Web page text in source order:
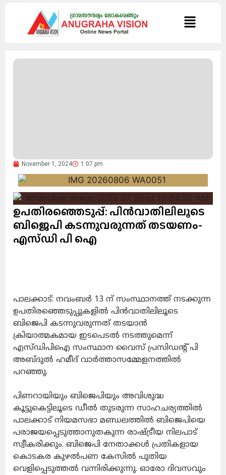
November 1, 2024 1:07 pm
ഉപതിരഞ്ഞെടുപ്പ്: പിന്‍വാതിലിലൂടെ
ബിജെപി കടന്നുവരുന്നത് തടയണം-
എസ്ഡി പി ഐ
പാലക്കാട്: നവംബര്‍ 13 ന് സംസ്ഥാനത്ത് നടക്കുന്ന
ഉപതിരഞ്ഞെടുപ്പുകളില്‍ പിന്‍വാതിലിലൂടെ
ബിജെപി കടന്നുവരുന്നത് തടയാന്‍
ക്രിയാത്മകമായ ഇടപെടല്‍ നടത്തുമെന്ന്
എസ്ഡിപിഐ സംസ്ഥാന വൈസ് പ്രസിഡന്റ് പി
അബ്ദുല്‍ ഹമീദ് വാര്‍ത്താസമ്മേളനത്തില്‍
പറഞ്ഞു.
പിണറായിയും ബിജെപിയും അവിശുദ്ധ
കൂട്ടുകെട്ടിലൂടെ ഡീല്‍ തുടരുന്ന സാഹചര്യത്തില്‍
പാലക്കാട് നിയമസഭാ മണ്ഡലത്തില്‍ ബിജെപിയെ
പരാജയപ്പെടുത്താനുതകുന്ന രാഷ്ട്രീയ നിലപാട്
സ്വീകരിക്കും. ബിജെപി നേതാക്കള്‍ പ്രതികളായ
കൊടകര കുഴല്‍പണ കേസില്‍ പുതിയ
വെളിപ്പെടുത്തല്‍ വന്നിരിക്കുന്നു. ഓരോ ദിവസവും